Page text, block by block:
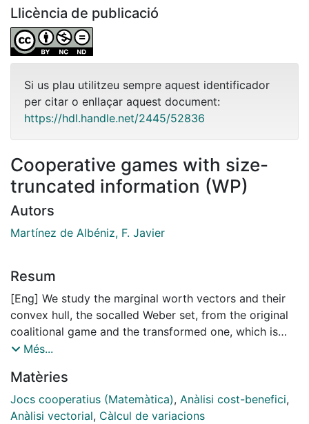
Llicència de publicació
Si us plau utilitzeu sempre aquest identificador
per citar o enllaçar aquest document:
https://hdl.handle.net/2445/52836
Cooperative games with size-
truncated information (WP)
Autors
Martínez de Albéniz, F. Javier
Resum
[Eng] We study the marginal worth vectors and their
convex hull, the socalled Weber set, from the original
coalitional game and the transformed one, which is
called the Weber set of level k. We prove that the core
set of level k, for any k, and that the Weber sets of
consecutive levels form a chain if and only if the
original game is 0-monotone. Even if the game is not
Més...
Matèries
Jocs cooperatius (Matemàtica), Anàlisi cost-benefici,
Anàlisi vectorial, Càlcul de variacions